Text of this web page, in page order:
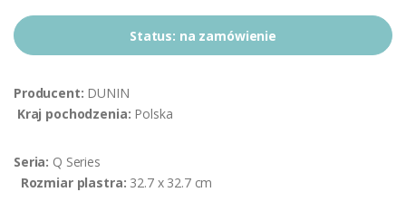
Status: na zamówienie
Producent: DUNIN
Kraj pochodzenia: Polska
Seria: Q Series
Rozmiar plastra: 32.7 x 32.7 cm